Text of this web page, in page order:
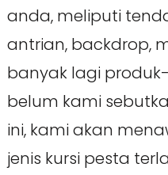
anda, meliputi
antrian, backdrop,
banyak lagi
belum kami
ini, kami akan
jenis kursi pesta